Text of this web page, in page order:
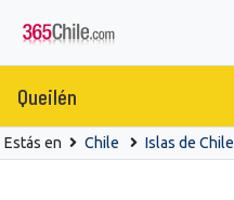
Queilén
Estás en Chile Islas de Chile